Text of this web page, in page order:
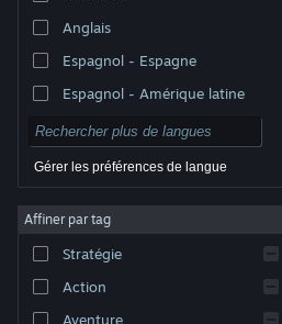
© Valve Corporation. Tous droits réservés. Toutes les
titulaires aux États-Unis et dans d'autres pays.
Accessibilité
Remboursements
Anglais
Espagnol - Espagne
Espagnol - Amérique latine
Gérer les préférences de langue
Affiner par tag
Stratégie
Action
Aventure